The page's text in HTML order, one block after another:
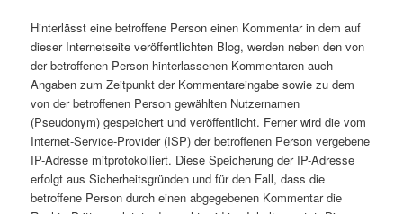
Hinterlässt eine betroffene Person einen Kommentar in dem auf
dieser Internetseite veröffentlichten Blog, werden neben den von
der betroffenen Person hinterlassenen Kommentaren auch
Angaben zum Zeitpunkt der Kommentareingabe sowie zu dem
von der betroffenen Person gewählten Nutzernamen
(Pseudonym) gespeichert und veröffentlicht. Ferner wird die vom
Internet-Service-Provider (ISP) der betroffenen Person vergebene
IP-Adresse mitprotokolliert. Diese Speicherung der IP-Adresse
erfolgt aus Sicherheitsgründen und für den Fall, dass die
betroffene Person durch einen abgegebenen Kommentar die